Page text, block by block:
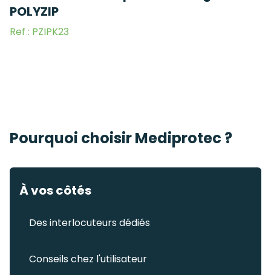
POLYZIP
Ref : PZIPK23
Pourquoi choisir Mediprotec ?
À vos côtés
Des interlocuteurs dédiés
Conseils chez l'utilisateur